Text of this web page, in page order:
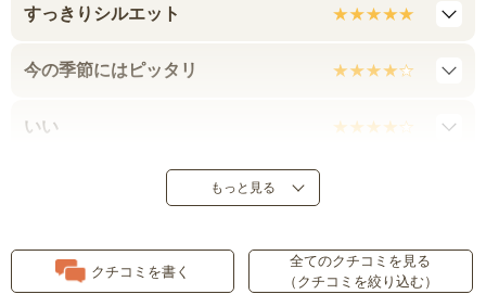
すっきりシルエット
今の季節にはピッタリ
いい
ストレッチ効いています
色のイメージが違った
もっと見る
クチコミを書く
全てのクチコミを見る
（クチコミを絞り込む）